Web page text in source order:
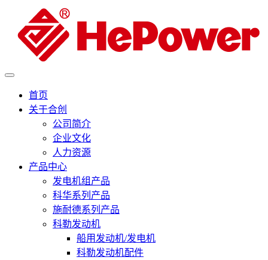
首页
关于合创
公司简介
企业文化
人力资源
产品中心
发电机组产品
科华系列产品
施耐德系列产品
科勒发动机
船用发动机/发电机
科勒发动机配件